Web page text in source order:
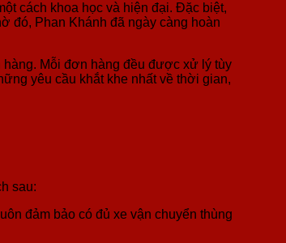
cách khoa học và hiện đại. Đặc biệt,
đó, Phan Khánh đã ngày càng hoàn
hàng. Mỗi đơn hàng đều được xử lý tùy
yêu cầu khắt khe nhất về thời gian,
sau:
đảm bảo có đủ xe vận chuyển thùng